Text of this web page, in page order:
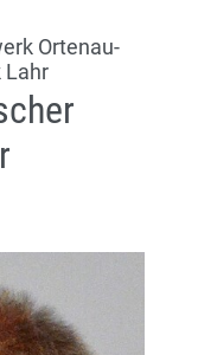
Ortenau-
Lahr